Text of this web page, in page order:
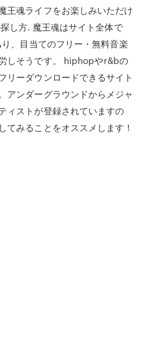
王魂ライフをお楽しみいただけ
し方. 魔王魂はサイト全体で
、目当てのフリー・無料音楽
しそうです。 hiphopやr&bの
リーダウンロードできるサイト
アンダーグラウンドからメジャ
ィストが登録されていますの
てみることをオススメします！